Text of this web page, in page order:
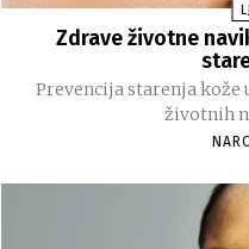
Zdrave životne
Prevencija starenja
životnih